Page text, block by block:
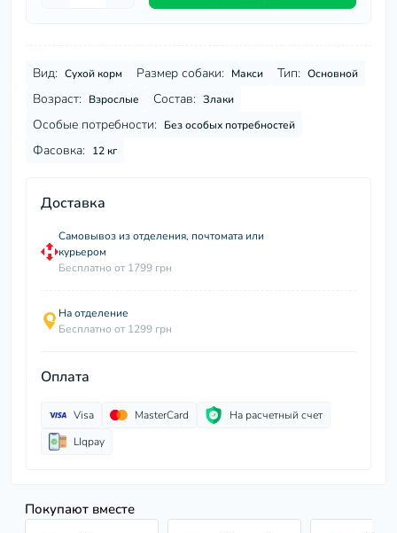
Вид: Сухой корм Размер собаки: Макси Тип: Основной
Возраст: Взрослые Состав: Злаки
Особые потребности: Без особых потребностей
Фасовка: 12 кг
Доставка
Самовывоз из отделения, почтомата или
курьером
Бесплатно от 1799 грн
На отделение
Бесплатно от 1299 грн
Оплата
Visa MasterCard
На расчетный счет
LIqpay
Покупают вместе